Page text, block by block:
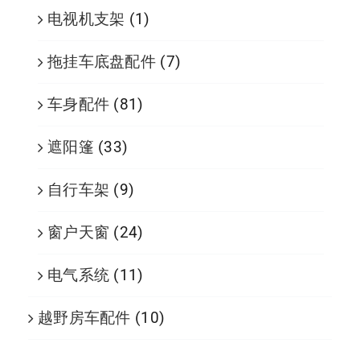
电视机支架 (1)
拖挂车底盘配件 (7)
车身配件 (81)
遮阳篷 (33)
自行车架 (9)
窗户天窗 (24)
电气系统 (11)
越野房车配件 (10)